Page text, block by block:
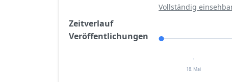
Vollständig
Zeitverlauf
Veröffentlichungen
18. Mai